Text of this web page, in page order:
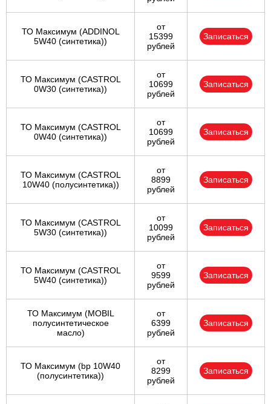
ТО Максимум (ADDINOL
5W40 (синтетика))
от
15399
рублей
Записаться
ТО Максимум (CASTROL
0W30 (синтетика))
от
10699
рублей
Записаться
ТО Максимум (CASTROL
0W40 (синтетика))
от
10699
рублей
Записаться
ТО Максимум (CASTROL
10W40 (полусинтетика))
от
8899
рублей
Записаться
ТО Максимум (CASTROL
5W30 (синтетика))
от
10099
рублей
Записаться
ТО Максимум (CASTROL
5W40 (синтетика))
от
9599
рублей
Записаться
ТО Максимум (MOBIL
полуcинтетическое
масло)
от
6399
рублей
Записаться
ТО Максимум (bp 10W40
(полусинтетика))
от
8299
рублей
Записаться